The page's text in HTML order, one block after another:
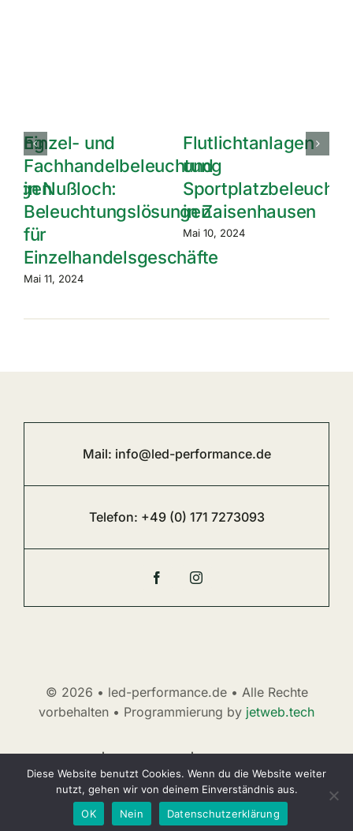
Effektive
Parkplatzbeleuchtung
in Zaisenhausen
Mai 9, 2024
Einzel- und
in Zaisenhausen:
Alles, was Sie
wissen müssen
Mai 8, 2024
vorbehalten • Programmierung byjetweb.tech
Diese Website benutzt Cookies. Wenn du die Website weiter
nutzt, gehen wir von deinem Einverständnis aus.
OK
Nein Datenschutzerklärung